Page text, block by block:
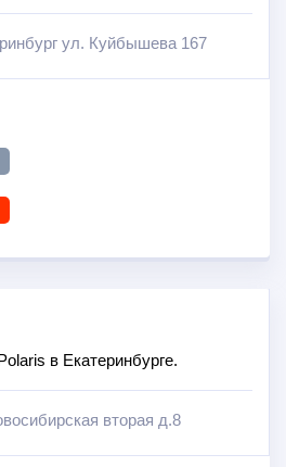
ул. Куйбышева 167
в Екатеринбурге.
вторая д.8